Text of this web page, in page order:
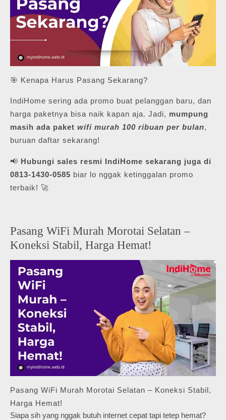
🎯 Kenapa Harus Pasang Sekarang?
IndiHome sering ada promo buat pelanggan baru, dan
harga paketnya bisa naik kapan aja. Jadi, mumpung
masih ada paket wifi murah 100 ribuan per bulan,
buruan daftar sekarang!
📢 Hubungi sales resmi IndiHome sekarang juga di
0813-1430-0585 biar lo nggak ketinggalan promo
terbaik! 🚀
Pasang WiFi Murah Morotai Selatan –
Koneksi Stabil, Harga Hemat!
Pasang WiFi Murah Morotai Selatan – Koneksi Stabil,
Harga Hemat!
Siapa sih yang nggak butuh internet cepat tapi tetep hemat?